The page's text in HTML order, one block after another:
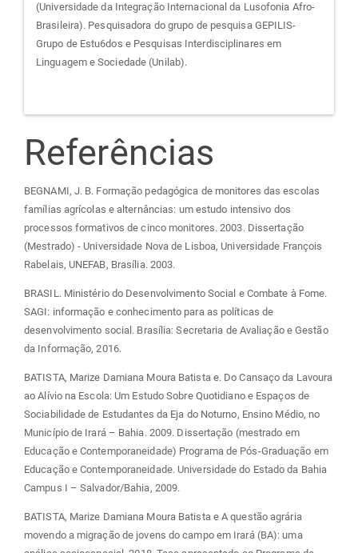
(Universidade da Integração Internacional da Lusofonia Afro-
Brasileira). Pesquisadora do grupo de pesquisa GEPILIS-
Grupo de Estu6dos e Pesquisas Interdisciplinares em
Linguagem e Sociedade (Unilab).
Referências
BEGNAMI, J. B. Formação pedagógica de monitores das escolas
famílias agrícolas e alternâncias: um estudo intensivo dos
processos formativos de cinco monitores. 2003. Dissertação
(Mestrado) - Universidade Nova de Lisboa, Universidade François
Rabelais, UNEFAB, Brasília. 2003.
BRASIL. Ministério do Desenvolvimento Social e Combate à Fome.
SAGI: informação e conhecimento para as políticas de
desenvolvimento social. Brasília: Secretaria de Avaliação e Gestão
da Informação, 2016.
BATISTA, Marize Damiana Moura Batista e. Do Cansaço da Lavoura
ao Alívio na Escola: Um Estudo Sobre Quotidiano e Espaços de
Sociabilidade de Estudantes da Eja do Noturno, Ensino Médio, no
Município de Irará – Bahia. 2009. Dissertação (mestrado em
Educação e Contemporaneidade) Programa de Pós-Graduação em
Educação e Contemporaneidade. Universidade do Estado da Bahia
Campus I – Salvador/Bahia, 2009.
BATISTA, Marize Damiana Moura Batista e A questão agrária
movendo a migração de jovens do campo em Irará (BA): uma